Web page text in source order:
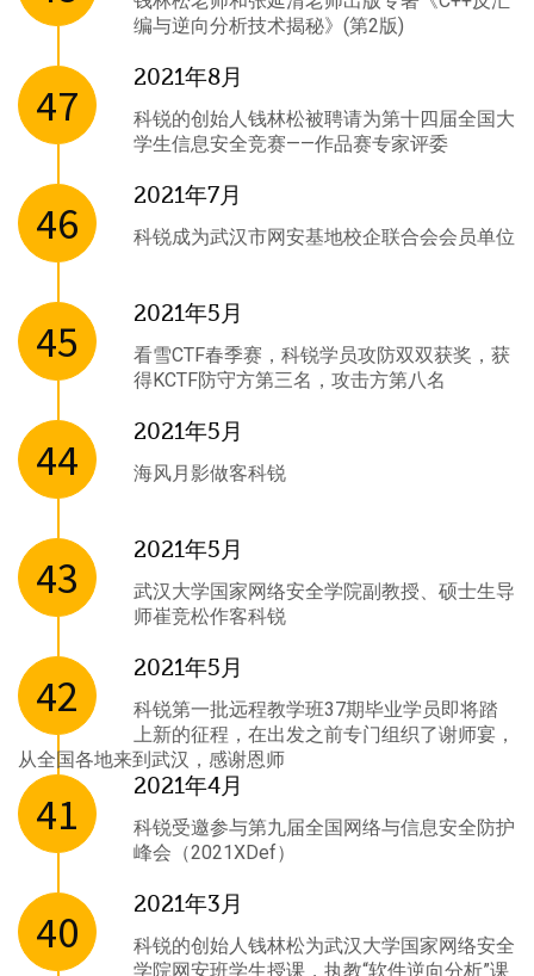
编与逆向分析技术揭秘》(第2版)
47
2021年8月
科锐的创始人钱林松被聘请为第十四届全国大
学生信息安全竞赛——作品赛专家评委
46
2021年7月
科锐成为武汉市网安基地校企联合会会员单位
45
2021年5月
看雪CTF春季赛，科锐学员攻防双双获奖，获
得KCTF防守方第三名，攻击方第八名
44
2021年5月
海风月影做客科锐
43
2021年5月
武汉大学国家网络安全学院副教授、硕士生导
师崔竞松作客科锐
42
2021年5月
科锐第一批远程教学班37期毕业学员即将踏
上新的征程，在出发之前专门组织了谢师宴，
从全国各地来到武汉，感谢恩师
41
2021年4月
科锐受邀参与第九届全国网络与信息安全防护
峰会（2021XDef）
40
2021年3月
科锐的创始人钱林松为武汉大学国家网络安全
学院网安班学生授课，执教“软件逆向分析”课